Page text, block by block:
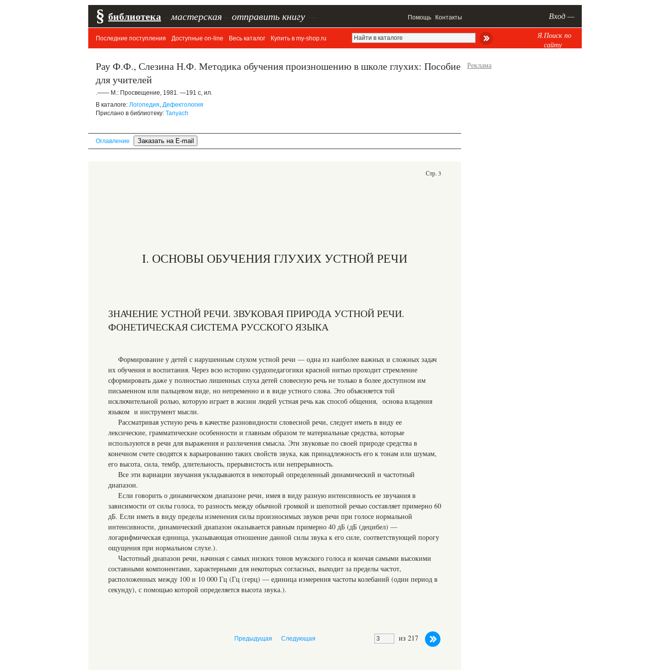
§ библиотека мастерская отправить книгу Помощь Контакты Вход —
Последние поступления Доступные on-line Весь каталог Купить в my-shop.ru
Я.Поиск по
сайту
Рау Ф.Ф., Слезина Н.Ф. Методика обучения произношению в школе глухих: Пособие
для учителей
.—— М.: Просвещение, 1981. —191 с, ил.
В каталоге: Логопедия, Дефектология
Прислано в библиотеку: Tanyach
Оглавление
Стр. 3
I. ОСНОВЫ ОБУЧЕНИЯ ГЛУХИХ УСТНОЙ РЕЧИ
ЗНАЧЕНИЕ УСТНОЙ РЕЧИ. ЗВУКОВАЯ ПРИРОДА УСТНОЙ РЕЧИ.
ФОНЕТИЧЕСКАЯ СИСТЕМА РУССКОГО ЯЗЫКА
Формирование у детей с нарушенным слухом устной речи — одна из наиболее важных и сложных задач
их обучения и воспитания. Через всю историю сурдопедагогики красной нитью проходит стремление
сформировать даже у полностью лишенных слуха детей словесную речь не только в более доступном им
письменном или пальцевом виде, но непременно и в виде устного слова. Это объясняется той
исключительной ролью, которую играет в жизни людей устная речь как способ общения, основа владения
языком и инструмент мысли.
Рассматривая устную речь в качестве разновидности словесной речи, следует иметь в виду ее
лексические, грамматические особенности и главным образом те материальные средства, которые
используются в речи для выражения и различения смысла. Эти звуковые по своей природе средства в
конечном счете сводятся к варьированию таких свойств звука, как принадлежность его к тонам или шумам,
его высота, сила, тембр, длительность, прерывистость или непрерывность.
Все эти вариации звучания укладываются в некоторый определенный динамический и частотный
диапазон.
Если говорить о динамическом диапазоне речи, имея в виду разную интенсивность ее звучания в
зависимости от силы голоса, то разность между обычной громкой и шепотной речью составляет примерно 60
дБ. Если иметь в виду пределы изменения силы произносимых звуков речи при голосе нормальной
интенсивности, динамический диапазон оказывается равным примерно 40 дБ (дБ (децибел) —
логарифмическая единица, указывающая отношение данной силы звука к его силе, соответствующей порогу
ощущения при нормальном слухе.).
Частотный диапазон речи, начиная с самых низких тонов мужского голоса и кончая самыми высокими
составными компонентами, характерными для некоторых согласных, выходит за пределы частот,
расположенных между 100 и 10 000 Гц (Гц (герц) — единица измерения частоты колебаний (один период в
секунду), с помощью которой определяется высота звука.).
из 217
Предыдущая Следующая
Реклама